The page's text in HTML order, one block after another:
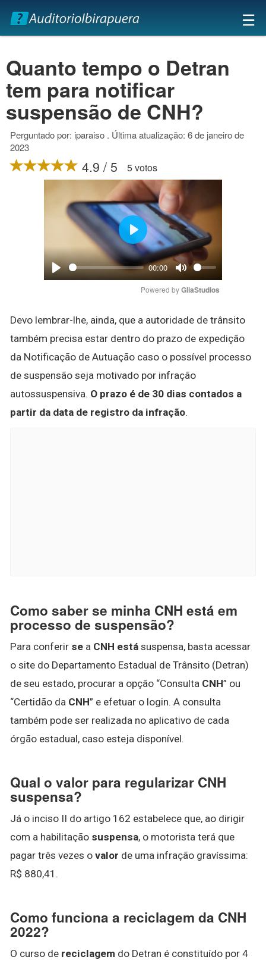
×
☰
Quanto tempo o Detran
tem para notificar
suspensão de CNH?
Perguntado por: iparaiso . Última atualização: 6 de janeiro de
2023
4.9 / 5 5 votos
Play
00:00
Mute
Play
Powered by GliaStudios
Devo lembrar-lhe, ainda, que a autoridade de trânsito
também precisa estar dentro do prazo de expedição
da Notificação de Autuação caso o possível processo
de suspensão seja motivado por infração
autossuspensiva. O prazo é de 30 dias contados a
partir da data de registro da infração.
Como saber se minha CNH está em
processo de suspensão?
Para conferir se a CNH está suspensa, basta acessar
o site do Departamento Estadual de Trânsito (Detran)
de seu estado, procurar a opção “Consulta CNH” ou
“Certidão da CNH” e efetuar o login. A consulta
também pode ser realizada no aplicativo de cada
órgão estadual, caso esteja disponível.
Qual o valor para regularizar CNH
suspensa?
Já o inciso II do artigo 162 estabelece que, ao dirigir
com a habilitação suspensa, o motorista terá que
pagar três vezes o valor de uma infração gravíssima:
R$ 880,41.
Como funciona a reciclagem da CNH
2022?
O curso de reciclagem do Detran é constituído por 4